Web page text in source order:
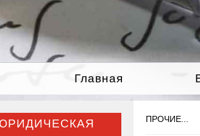
Главная
ПРОЧИЕ...